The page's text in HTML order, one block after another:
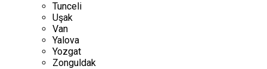
Tunceli
Uşak
Van
Yalova
Yozgat
Zonguldak